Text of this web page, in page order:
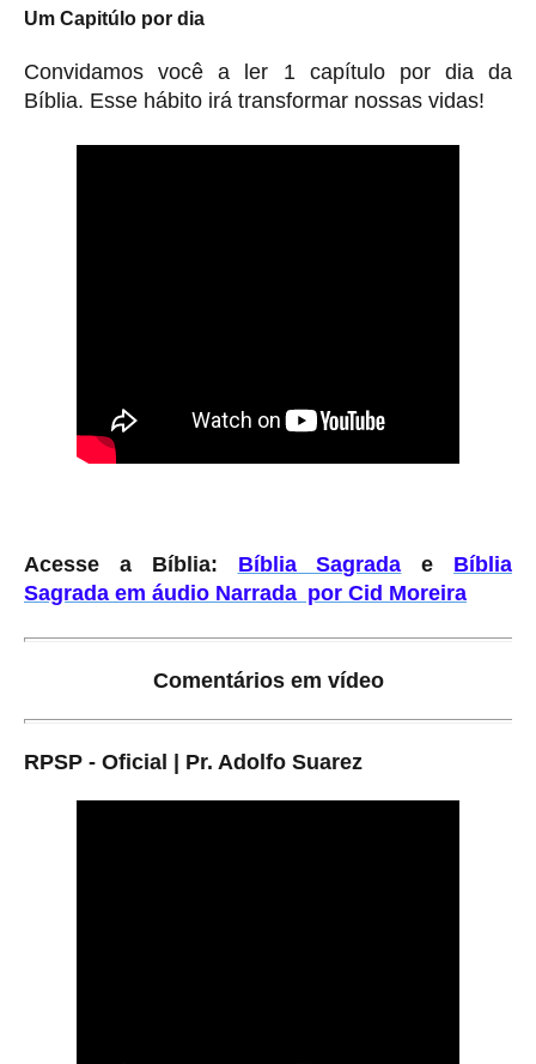
Um Capitúlo por dia
Convidamos você a ler 1 capítulo por dia da
Bíblia. Esse hábito irá transformar nossas vidas!
Acesse a Bíblia: Bíblia Sagrada e Bíblia
Sagrada em áudio Narrada por Cid Moreira
Comentários em vídeo
RPSP - Oficial | Pr. Adolfo Suarez